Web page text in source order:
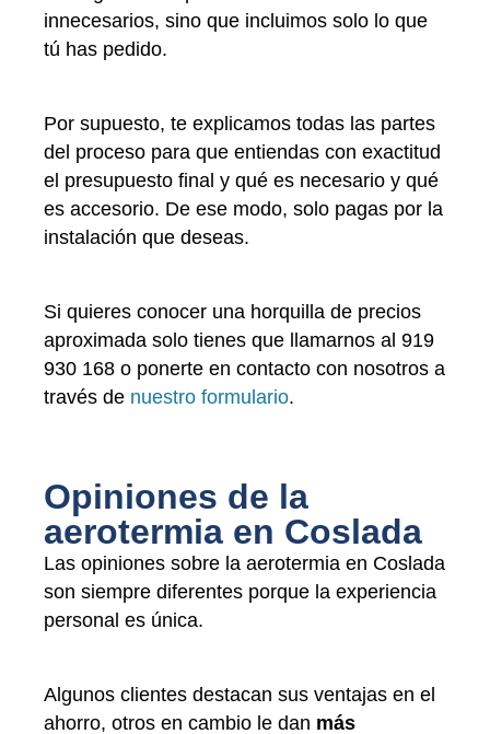
innecesarios, sino que incluimos solo lo que
tú has pedido.
Por supuesto, te explicamos todas las partes
del proceso para que entiendas con exactitud
el presupuesto final y qué es necesario y qué
es accesorio. De ese modo, solo pagas por la
instalación que deseas.
Si quieres conocer una horquilla de precios
aproximada solo tienes que llamarnos al 919
930 168 o ponerte en contacto con nosotros a
través de nuestro formulario.
Opiniones de la
aerotermia en Coslada
Las opiniones sobre la aerotermia en Coslada
son siempre diferentes porque la experiencia
personal es única.
Algunos clientes destacan sus ventajas en el
ahorro, otros en cambio le dan más